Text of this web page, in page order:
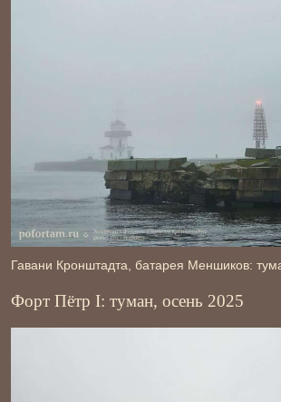
Гавани Кронштадта, батарея Меншиков:
Форт Пётр І: туман, осень 2025